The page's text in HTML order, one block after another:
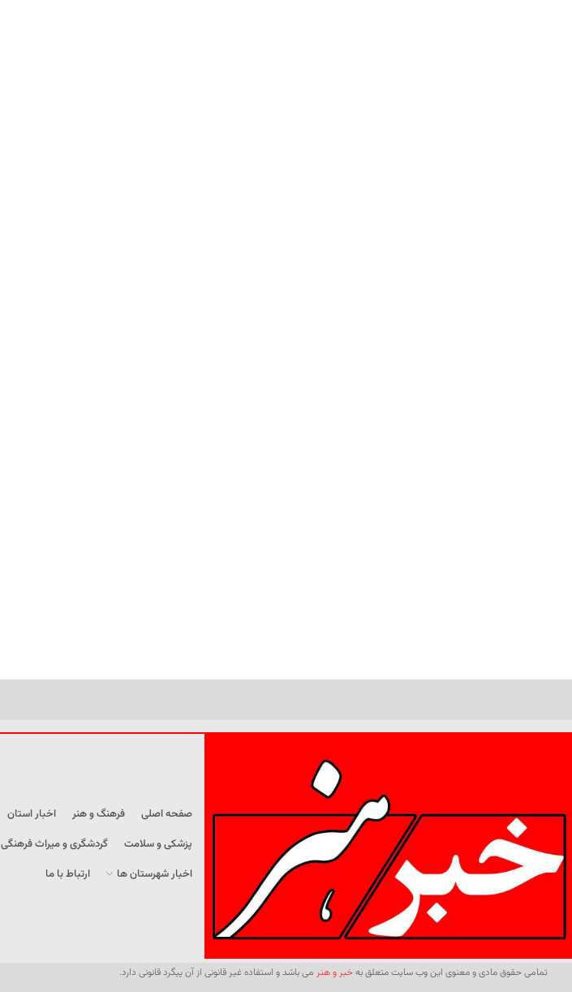
صفحه اصلی فرهنگ و هنر اخبار استان
پزشکی و سلامت
گردشگری و میراث فرهنگی
اخبار شهرستان ها
ارتباط با ما
تمامی حقوق مادی و معنوی این وب سایت متعلق بهخبر و هنر می باشد و استفاده غیر قانونی از آن پیگرد قانونی دارد.